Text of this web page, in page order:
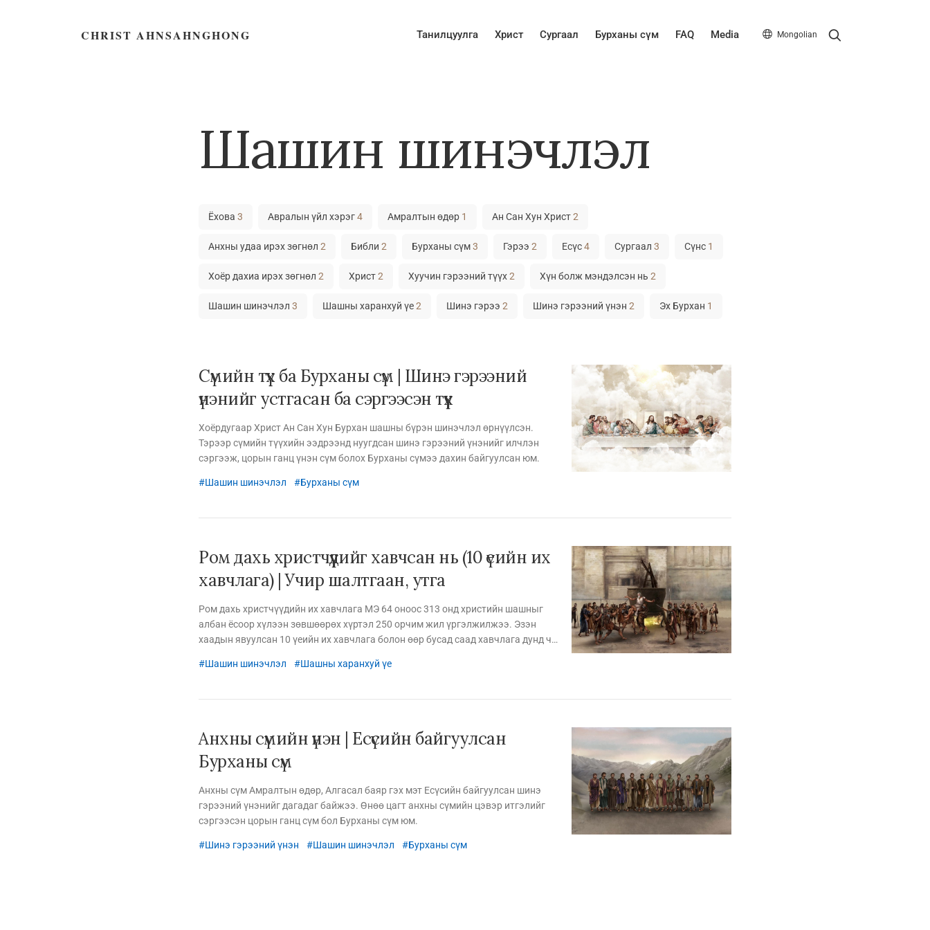
CHRIST AHNSAHNGHONG Танилцуулга Христ Сургаал Бурханы сүм FAQ Media Mongolian Search
Шашин шинэчлэл
Ёхова 3 Авралын үйл хэрэг4 Амралтын өдөр 1 Ан Сан Хун Христ2
Анхны удаа ирэх зөгнөл 2 Библи 2 Бурханы сүм3 Гэрээ 2 Есүс4 Сургаал 3 Сүнс 1
Хоёр дахиа ирэх зөгнөл 2 Христ2 Хуучин гэрээний түүх2 Хүн болж мэндэлсэн нь 2
Шашин шинэчлэл 3 Шашны харанхуй үе2 Шинэ гэрээ 2 Шинэ гэрээний үнэн 2 Эх Бурхан 1
Сүмийн түүх ба Бурханы сүм | Шинэ гэрээний
үнэнийг устгасан ба сэргээсэн түүх
Хоёрдугаар Христ Ан Сан Хун Бурхан шашны бүрэн шинэчлэл өрнүүлсэн.
Тэрээр сүмийн түүхийн ээдрээнд нуугдсан шинэ гэрээний үнэнийг илчлэн
сэргээж, цорын ганц үнэн сүм болох Бурханы сүмээ дахин байгуулсан юм.
Шашин шинэчлэл Бурханы сүм
Ром дахь христчүүдийг хавчсан нь (10 үеийн их
хавчлага) | Учир шалтгаан, утга
Ром дахь христчүүдийн их хавчлага МЭ 64 оноос 313 онд христийн шашныг
албан ёсоор хүлээн зөвшөөрөх хүртэл 250 орчим жил үргэлжилжээ. Эзэн
хаадын явуулсан 10 үеийн их хавчлага болон өөр бусад саад хавчлага дунд ч
Шашин шинэчлэл
Шашны харанхуй үе
Анхны сүмийн үнэн | Есүсийн байгуулсан
Бурханы сүм
Анхны сүм Амралтын өдөр, Алгасал баяр гэх мэт Есүсийн байгуулсан шинэ
гэрээний үнэнийг дагадаг байжээ. Өнөө цагт анхны сүмийн цэвэр итгэлийг
сэргээсэн цорын ганц сүм бол Бурханы сүм юм.
Шинэ гэрээний үнэн Шашин шинэчлэл Бурханы сүм